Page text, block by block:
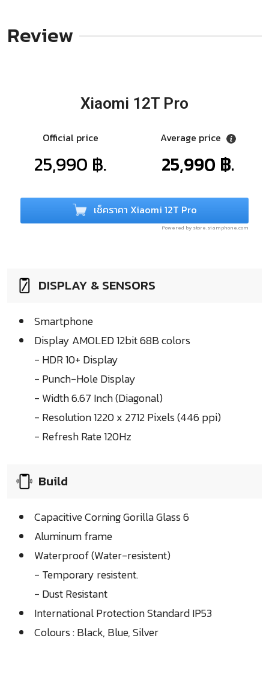
Review
Xiaomi 12T Pro
Official price
25,990 ฿.
Average price
25,990 ฿.
เช็คราคา Xiaomi 12T Pro
Powered by store.siamphone.com
DISPLAY & SENSORS
Smartphone
Display AMOLED 12bit 68B colors
- HDR 10+ Display
- Punch-Hole Display
- Width 6.67 Inch (Diagonal)
- Resolution 1220 x 2712 Pixels (446 ppi)
- Refresh Rate 120Hz
Build
Capacitive Corning Gorilla Glass 6
Aluminum frame
Waterproof (Water-resistent)
- Temporary resistent.
- Dust Resistant
International Protection Standard IP53
Colours : Black, Blue, Silver